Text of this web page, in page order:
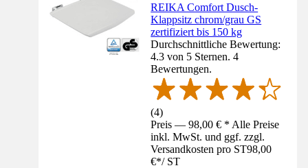
REIKA Comfort Dusch-
Klappsitz chrom/grau GS
zertifiziert bis 150 kg
Durchschnittliche Bewertung:
4.3 von 5 Sternen. 4
Bewertungen.
(4)
Preis — 98,00 € * Alle Preise
inkl. MwSt. und ggf. zzgl.
Versandkosten pro ST98,00
€*/ ST